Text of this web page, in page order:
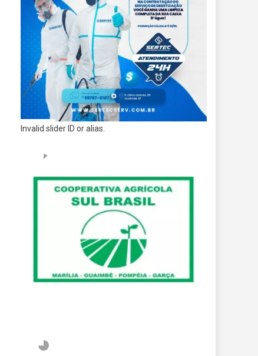
Invalid slider ID or alias.